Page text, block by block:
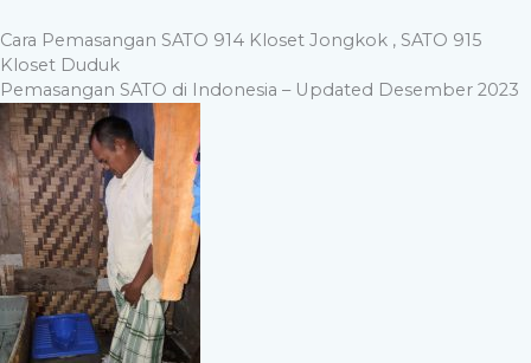
Cara Pemasangan SATO 914 Kloset Jongkok , SATO 915
Kloset Duduk
Pemasangan SATO di Indonesia – Updated Desember 2023